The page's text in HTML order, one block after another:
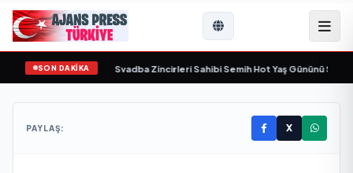
SON DAKİKA
yaşamını yitirdi Svadba Zincirleri Sahibi Semih Hot Yaş Gününü Sanat
PAYLAŞ: X